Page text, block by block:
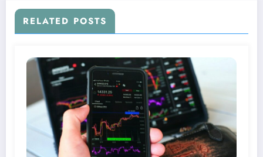
RELATED POSTS